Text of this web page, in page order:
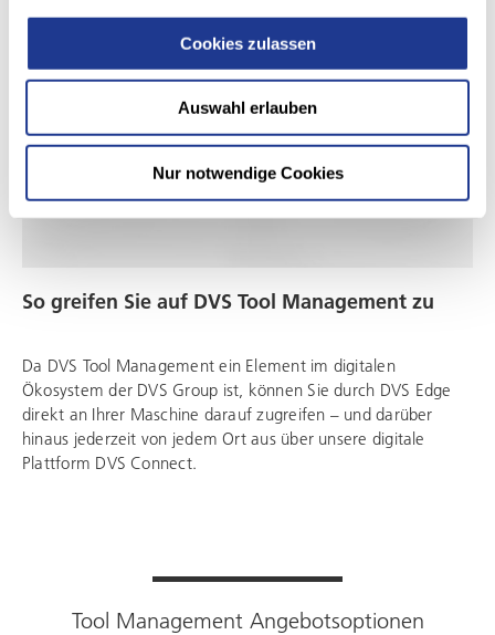
Cookies zulassen
Auswahl erlauben
Nur notwendige Cookies
So greifen Sie auf DVS Tool Management zu
Da DVS Tool Management ein Element im digitalen
Ökosystem der DVS Group ist, können Sie durch DVS Edge
direkt an Ihrer Maschine darauf zugreifen – und darüber
hinaus jederzeit von jedem Ort aus über unsere digitale
Plattform DVS Connect.
Tool Management Angebotsoptionen